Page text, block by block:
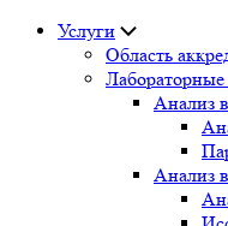
Услуги
Область
Лабораторные
Анализ
Анализ